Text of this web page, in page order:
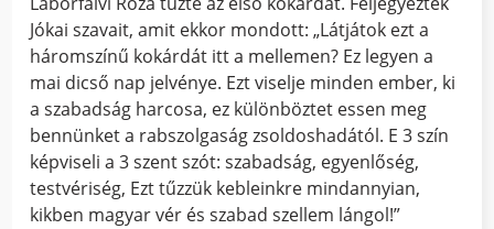
Jókai szavait, amit ekkor mondott: „Látjátok ezt a
háromszínű kokárdát itt a mellemen? Ez legyen a
mai dicső nap jelvénye. Ezt viselje minden ember, ki
a szabadság harcosa, ez különböztet essen meg
bennünket a rabszolgaság zsoldoshadától. E 3 szín
képviseli a 3 szent szót: szabadság, egyenlőség,
testvériség, Ezt tűzzük kebleinkre mindannyian,
kikben magyar vér és szabad szellem lángol!”